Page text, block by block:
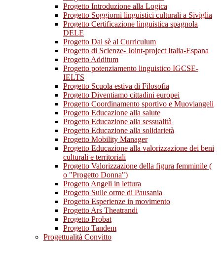
Progetto Introduzione alla Logica
Progetto Soggiorni linguistici culturali a Siviglia
Progetto Certificazione linguistica spagnola
DELE
Progetto Dal sè al Curriculum
Progetto di Scienze- Joint-project Italia-Espana
Progetto Additum
Progetto potenziamento linguistico IGCSE-
IELTS
Progetto Scuola estiva di Filosofia
Progetto Diventiamo cittadini europei
Progetto Coordinamento sportivo e Muoviangeli
Progetto Educazione alla salute
Progetto Educazione alla sessualità
Progetto Educazione alla solidarietà
Progetto Mobility Manager
Progetto Educazione alla valorizzazione dei beni
culturali e territoriali
Progetto Valorizzazione della figura femminile (
o "Progetto Donna")
Progetto Angeli in lettura
Progetto Sulle orme di Pausania
Progetto Esperienze in movimento
Progetto Ars Theatrandi
Progetto Probat
Progetto Tandem
Progettualità Convitto